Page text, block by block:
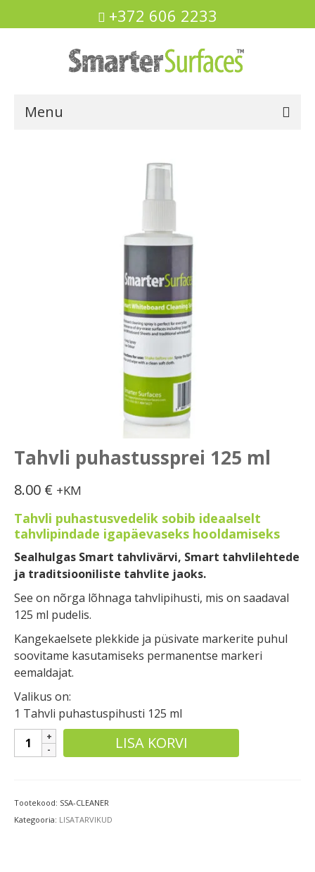
+372 606 2233
Menu
Tahvli puhastussprei 125 ml
8.00 € +KM
Tahvli puhastusvedelik sobib ideaalselt
tahvlipindade igapäevaseks hooldamiseks
Sealhulgas Smart tahvlivärvi, Smart tahvlilehtede
ja traditsiooniliste tahvlite jaoks.
See on nõrga lõhnaga tahvlipihusti, mis on saadaval
125 ml pudelis.
Kangekaelsete plekkide ja püsivate markerite puhul
soovitame kasutamiseks permanentse markeri
eemaldajat.
Valikus on:
1 Tahvli puhastuspihusti 125 ml
Tahvli
puhastussprei
kogus
LISA KORVI
Tootekood: SSA-CLEANER
Kategooria: LISATARVIKUD